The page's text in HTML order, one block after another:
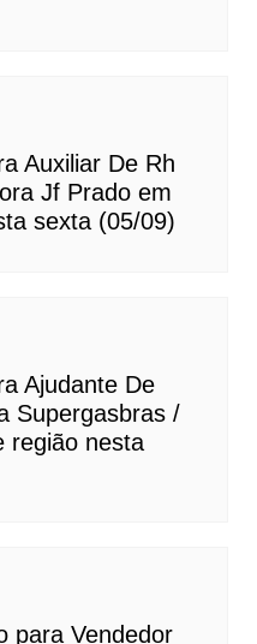
Auxiliar De Rh
Jf Prado em
sexta (05/09)
Ajudante De
Supergasbras /
região nesta
para Vendedor